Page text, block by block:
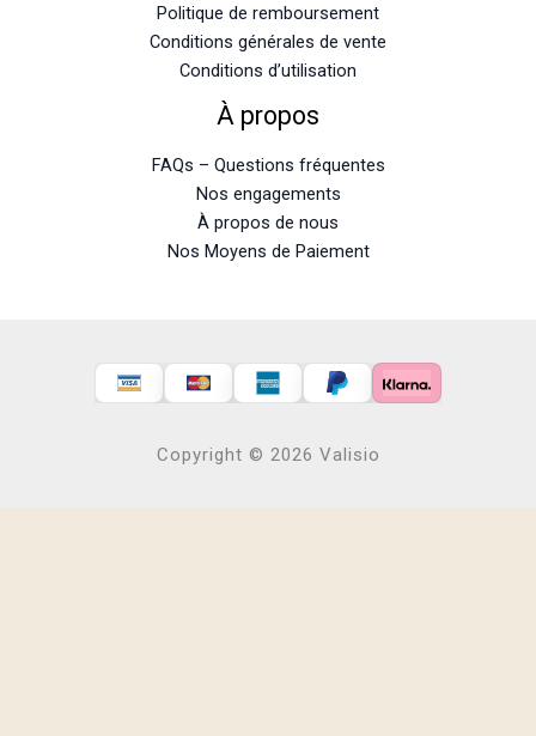
Politique de remboursement
Conditions générales de vente
Conditions d’utilisation
À propos
FAQs – Questions fréquentes
Nos engagements
À propos de nous
Nos Moyens de Paiement
Copyright © 2026 Valisio